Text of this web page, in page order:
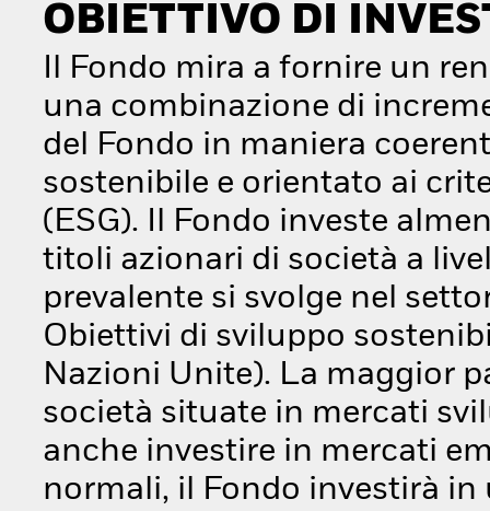
OBIETTIVO DI
Il Fondo mira a fornire un
una combinazione di
del Fondo in maniera
sostenibile e orientato ai
(ESG). Il Fondo investe
titoli azionari di società a
prevalente si svolge nel
Obiettivi di sviluppo
Nazioni Unite). La maggior
società situate in mercati
anche investire in mercati
normali, il Fondo investirà